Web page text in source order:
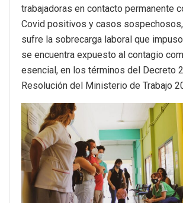
trabajadoras en contacto permanente
Covid positivos y casos
sufre la sobrecarga laboral que
se encuentra expuesto al contagio
esencial, en los términos del Decreto
Resolución del Ministerio de Trabajo